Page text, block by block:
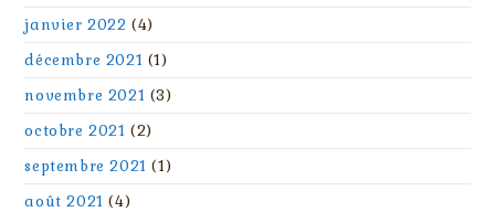
janvier 2022 (4)
décembre 2021 (1)
novembre 2021 (3)
octobre 2021 (2)
septembre 2021 (1)
août 2021 (4)